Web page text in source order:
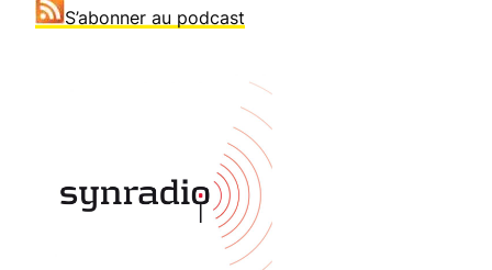
S’abonner au podcast